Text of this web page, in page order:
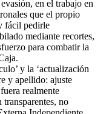
en el trabajo en
que el propio
fácil pedirle
mediante recortes,
para combatir la
y la ‘actualización
y apellido: ajuste
realmente
no